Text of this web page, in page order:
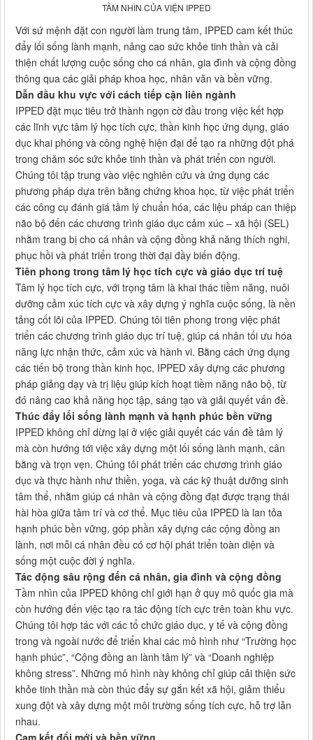
TẦM NHÌN CỦA VIỆN IPPED
Với sứ mệnh đặt con người làm trung tâm, IPPED cam kết thúc
đẩy lối sống lành mạnh, nâng cao sức khỏe tinh thần và cải
thiện chất lượng cuộc sống cho cá nhân, gia đình và cộng đồng
thông qua các giải pháp khoa học, nhân văn và bền vững.
Dẫn đầu khu vực với cách tiếp cận liên ngành
IPPED đặt mục tiêu trở thành ngọn cờ đầu trong việc kết hợp
các lĩnh vực tâm lý học tích cực, thần kinh học ứng dụng, giáo
dục khai phóng và công nghệ hiện đại để tạo ra những đột phá
trong chăm sóc sức khỏe tinh thần và phát triển con người.
Chúng tôi tập trung vào việc nghiên cứu và ứng dụng các
phương pháp dựa trên bằng chứng khoa học, từ việc phát triển
các công cụ đánh giá tâm lý chuẩn hóa, các liệu pháp can thiệp
não bộ đến các chương trình giáo dục cảm xúc – xã hội (SEL)
nhằm trang bị cho cá nhân và cộng đồng khả năng thích nghi,
phục hồi và phát triển trong thời đại đầy biến động.
Tiên phong trong tâm lý học tích cực và giáo dục trí tuệ
Tâm lý học tích cực, với trọng tâm là khai thác tiềm năng, nuôi
dưỡng cảm xúc tích cực và xây dựng ý nghĩa cuộc sống, là nền
tảng cốt lõi của IPPED. Chúng tôi tiên phong trong việc phát
triển các chương trình giáo dục trí tuệ, giúp cá nhân tối ưu hóa
năng lực nhận thức, cảm xúc và hành vi. Bằng cách ứng dụng
các tiến bộ trong thần kinh học, IPPED xây dựng các phương
pháp giảng dạy và trị liệu giúp kích hoạt tiềm năng não bộ, từ
đó nâng cao khả năng học tập, sáng tạo và giải quyết vấn đề.
Thúc đẩy lối sống lành mạnh và hạnh phúc bền vững
IPPED không chỉ dừng lại ở việc giải quyết các vấn đề tâm lý
mà còn hướng tới việc xây dựng một lối sống lành mạnh, cân
bằng và trọn vẹn. Chúng tôi phát triển các chương trình giáo
dục và thực hành như thiền, yoga, và các kỹ thuật dưỡng sinh
tâm thể, nhằm giúp cá nhân và cộng đồng đạt được trạng thái
hài hòa giữa tâm trí và cơ thể. Mục tiêu của IPPED là lan tỏa
hạnh phúc bền vững, góp phần xây dựng các cộng đồng an
lành, nơi mỗi cá nhân đều có cơ hội phát triển toàn diện và
sống một cuộc đời ý nghĩa.
Tác động sâu rộng đến cá nhân, gia đình và cộng đồng
Tầm nhìn của IPPED không chỉ giới hạn ở quy mô quốc gia mà
còn hướng đến việc tạo ra tác động tích cực trên toàn khu vực.
Chúng tôi hợp tác với các tổ chức giáo dục, y tế và cộng đồng
trong và ngoài nước để triển khai các mô hình như “Trường học
hạnh phúc”, “Cộng đồng an lành tâm lý” và “Doanh nghiệp
không stress”. Những mô hình này không chỉ giúp cải thiện sức
khỏe tinh thần mà còn thúc đẩy sự gắn kết xã hội, giảm thiểu
xung đột và xây dựng một môi trường sống tích cực, hỗ trợ lẫn
nhau.
Cam kết đổi mới và bền vững